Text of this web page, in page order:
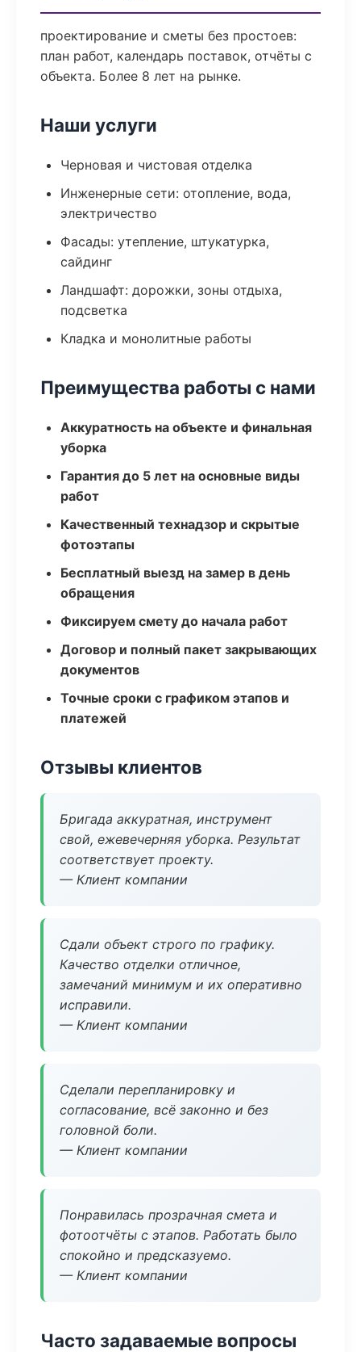
проектирование и сметы без простоев:
план работ, календарь поставок, отчёты с
объекта. Более 8 лет на рынке.
Наши услуги
Черновая и чистовая отделка
Инженерные сети: отопление, вода,
электричество
Фасады: утепление, штукатурка,
сайдинг
Ландшафт: дорожки, зоны отдыха,
подсветка
Кладка и монолитные работы
Преимущества работы с нами
Аккуратность на объекте и финальная
уборка
Гарантия до 5 лет на основные виды
работ
Качественный технадзор и скрытые
фотоэтапы
Бесплатный выезд на замер в день
обращения
Фиксируем смету до начала работ
Договор и полный пакет закрывающих
документов
Точные сроки с графиком этапов и
платежей
Отзывы клиентов
Бригада аккуратная, инструмент
свой, ежевечерняя уборка. Результат
соответствует проекту.
— Клиент компании
Сдали объект строго по графику.
Качество отделки отличное,
замечаний минимум и их оперативно
исправили.
— Клиент компании
Сделали перепланировку и
согласование, всё законно и без
головной боли.
— Клиент компании
Понравилась прозрачная смета и
фотоотчёты с этапов. Работать было
спокойно и предсказуемо.
— Клиент компании
Часто задаваемые вопросы